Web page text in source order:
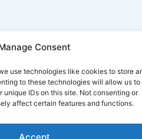
Consent
use technologies like cookies to store
to these technologies will allow us to
IDs on this site. Not consenting or
affect certain features and functions.
Accept